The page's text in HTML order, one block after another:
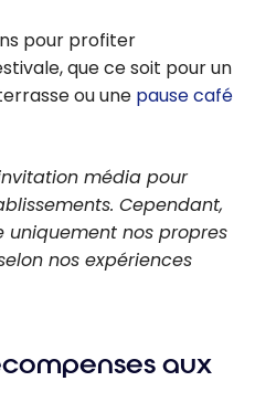
pour profiter
que ce soit pour un
ou une pause café
média pour
Cependant,
uniquement nos propres
nos expériences
aux